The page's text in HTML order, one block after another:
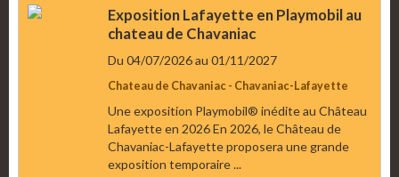
Exposition Lafayette en Playmobil au
chateau de Chavaniac
Du 04/07/2026au 01/11/2027
Chateau de Chavaniac - Chavaniac-Lafayette
Une exposition Playmobil® inédite au Château
Lafayette en 2026 En 2026, le Château de
Chavaniac-Lafayette proposera une grande
exposition temporaire ...